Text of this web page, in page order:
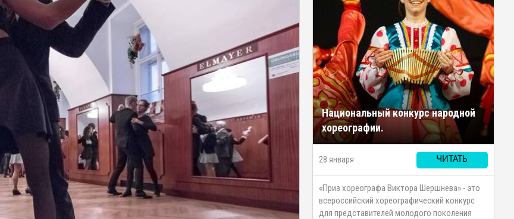
Национальный конкурс народной
хореографии.
ЧИТАТЬ
28 января
«Приз хореографа Виктора Шершнева» - это
всероссийский хореографический конкурс
для представителей молодого поколения